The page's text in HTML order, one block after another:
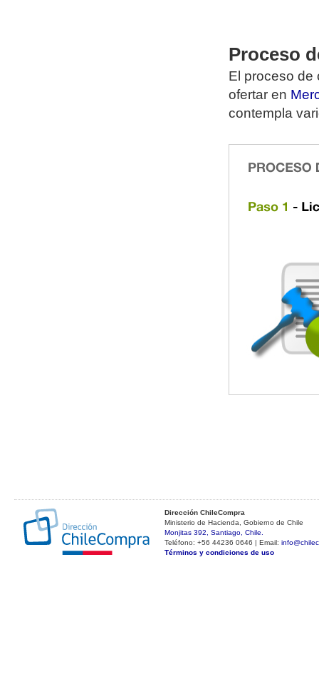
Proceso
El proceso de
ofertar en
contempla
Dirección ChileCompra
Ministerio de Hacienda, Gobierno de Chile
Monjitas 392, Santiago, Chile.
Teléfono: +56 44236 0646 | Email:
Términos y condiciones de uso